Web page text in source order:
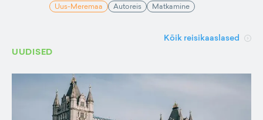
Uus-Meremaa Autoreis Matkamine
Kõik reisikaaslased
UUDISED